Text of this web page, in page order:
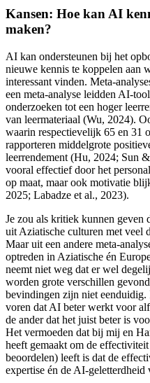
Kansen: Hoe kan AI
maken?
AI kan ondersteunen bij het
nieuwe kennis te koppelen aan
interessant vinden. Meta-
een meta-analyse leidden AI-
onderzoeken tot een hoger
van leermateriaal (Wu, 2024).
waarin respectievelijk 65 en 31
rapporteren middelgrote
leerrendement (Hu, 2024; Sun
vooral effectief door het
op maat, maar ook motivatie
2025; Labadze et al., 2023).
Je zou als kritiek kunnen geven
uit Aziatische culturen met veel
Maar uit een andere meta-
optreden in Aziatische én
neemt niet weg dat er wel
worden grote verschillen
bevindingen zijn niet eenduidig.
voren dat AI beter werkt voor
de ander dat het juist beter is
Het vermoeden dat bij mij en
heeft gemaakt om de
beoordelen) leeft is dat de
expertise én de AI-geletterdheid